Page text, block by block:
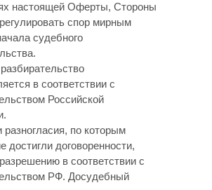
настоящей Оферты, Стороны
спор мирным
судебного
в соответствии с
Российской
по которым
достигли договоренности,
в соответствии с
РФ. Досудебный